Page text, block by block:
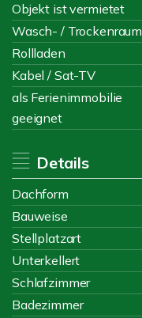
Objekt ist vermietet
Wasch- / Trockenraum
Rollladen
Kabel / Sat-TV
als Ferienimmobilie
geeignet
Details
Dachform
Bauweise
Stellplatzart
Unterkellert
Schlafzimmer
Badezimmer